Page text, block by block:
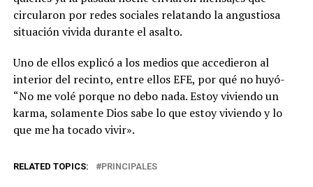
circularon por redes sociales relatando la angustiosa
situación vivida durante el asalto.
Uno de ellos explicó a los medios que accedieron al
interior del recinto, entre ellos EFE, por qué no huyó-
“No me volé porque no debo nada. Estoy viviendo un
karma, solamente Dios sabe lo que estoy viviendo y lo
que me ha tocado vivir».
RELATED TOPICS: PRINCIPALES